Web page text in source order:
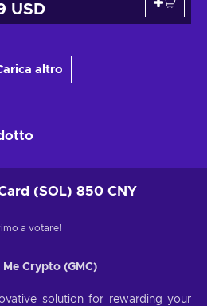
USD
altro
(SOL) 850 CNY
a votare!
Crypto (GMC)
solution for rewarding your